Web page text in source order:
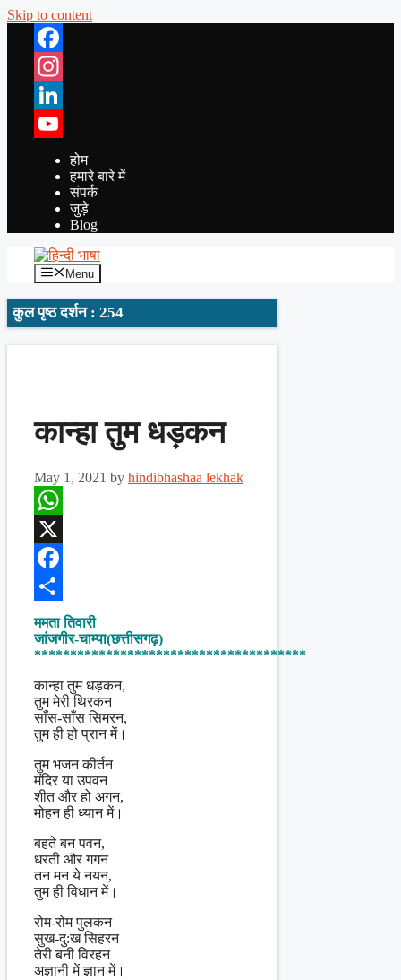
Skip to content
Facebook
Instagram
LinkedIn
YouTube
होम
हमारे बारे में
संपर्क
जुड़े
Blog
Menu
कुल पृष्ठ दर्शन : 254
कान्हा तुम धड़कन
May 1, 2021 by hindibhashaa lekhak
WhatsApp
X
Facebook
Share
ममता तिवारी
जांजगीर-चाम्पा(छत्तीसगढ़)
**************************************
कान्हा तुम धड़कन,
तुम मेरी थिरकन
साँस-साँस सिमरन,
तुम ही हो प्रान में।
तुम भजन कीर्तन
मंदिर या उपवन
शीत और हो अगन,
मोहन ही ध्यान में।
बहते बन पवन,
धरती और गगन
तन मन ये नयन,
तुम ही विधान में।
रोम-रोम पुलकन
सुख-दु:ख सिहरन
तेरी बनी विरहन
अज्ञानी में ज्ञान में।